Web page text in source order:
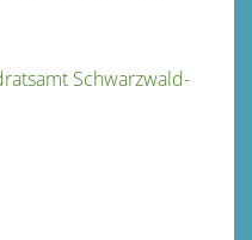
Schwarzwald-